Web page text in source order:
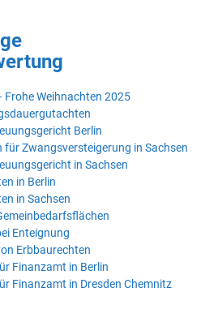
Weihnachten 2025
Berlin
Zwangsversteigerung in Sachsen
in Sachsen
in Berlin
in Sachsen
Enteignung
Erbbaurechten
Finanzamt in Berlin
Finanzamt in Dresden Chemnitz